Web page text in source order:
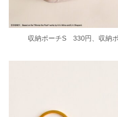
収納ポーチS 330円、収納